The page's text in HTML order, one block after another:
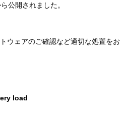
公開されました。
ウェアのご確認など適切な処置をお
load